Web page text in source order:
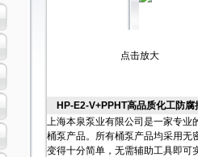
点击放大
HP-E2-V+PPHT高品质化工防腐
上海本泉泵业有限公司是一家专业
桶泵产品。所有桶泵产品均采用无
变得十分简单，无需辅助工具即可